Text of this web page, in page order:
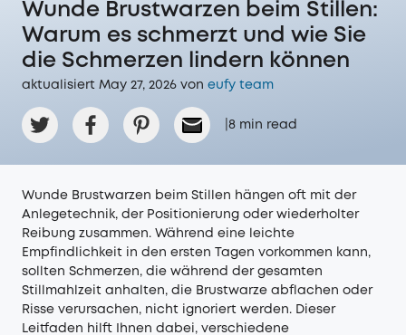
Jetzt sicher in den Urlaub | Urlaubsmodus: AN. Sorgen ums
Zuhause: AUS.
Wunde Brustwarzen beim Stillen:
Warum es schmerzt und wie Sie
die Schmerzen lindern können
aktualisiert May 27, 2026 von eufy team
8 min read
Wunde Brustwarzen beim Stillen hängen oft mit der
Anlegetechnik, der Positionierung oder wiederholter
Reibung zusammen. Während eine leichte
Empfindlichkeit in den ersten Tagen vorkommen kann,
sollten Schmerzen, die während der gesamten
Stillmahlzeit anhalten, die Brustwarze abflachen oder
Risse verursachen, nicht ignoriert werden. Dieser
Leitfaden hilft Ihnen dabei, verschiedene